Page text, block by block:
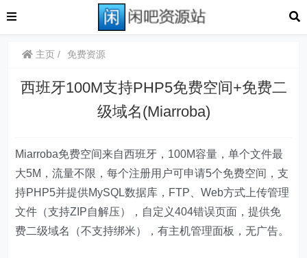
主页 免费资源
西班牙100M支持PHP5免费空间+免费二
级域名(Miarroba)
Miarroba免费空间来自西班牙，100M容量，单个文件最
大5M，流量不限，每个注册用户可申请5个免费空间，支
持PHP5并提供MySQL数据库，FTP、Web方式上传管理
文件（支持ZIP自解压），自定义404错误页面，提供免
费二级域名（不支持绑米），有主机管理面板，无广告。